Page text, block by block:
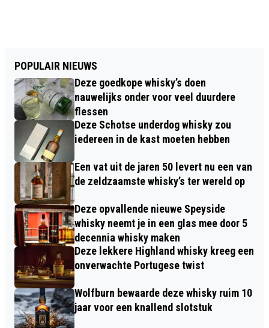
POPULAIR NIEUWS
Deze goedkope whisky’s doen
nauwelijks onder voor veel duurdere
flessen
Deze Schotse underdog whisky zou
iedereen in de kast moeten hebben
Een vat uit de jaren 50 levert nu een van
de zeldzaamste whisky’s ter wereld op
Deze opvallende nieuwe Speyside
whisky neemt je in een glas mee door 5
decennia whisky maken
Deze lekkere Highland whisky kreeg een
onverwachte Portugese twist
Wolfburn bewaarde deze whisky ruim 10
jaar voor een knallend slotstuk